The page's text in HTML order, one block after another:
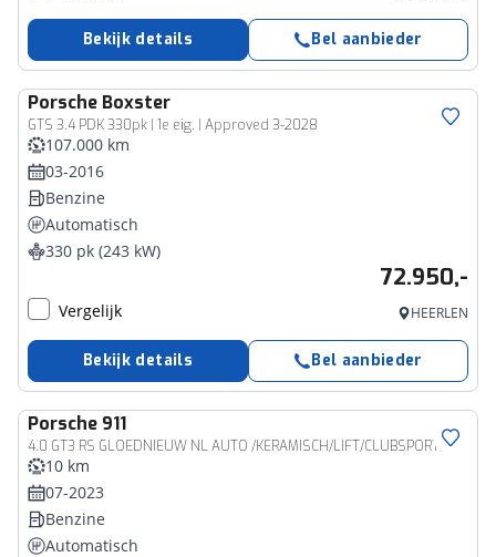
Bekijk details Bel aanbieder
Porsche Boxster
GTS 3.4 PDK 330pk | 1e eig. | Approved 3-2028
107.000 km
03-2016
Benzine
Automatisch
330 pk (243 kW)
72.950,-
Vergelijk HEERLEN
Bekijk details Bel aanbieder
Porsche 911
4.0 GT3 RS GLOEDNIEUW NL AUTO /KERAMISCH/LIFT/CLUBSPORT/XPELL
10 km
07-2023
Benzine
Automatisch